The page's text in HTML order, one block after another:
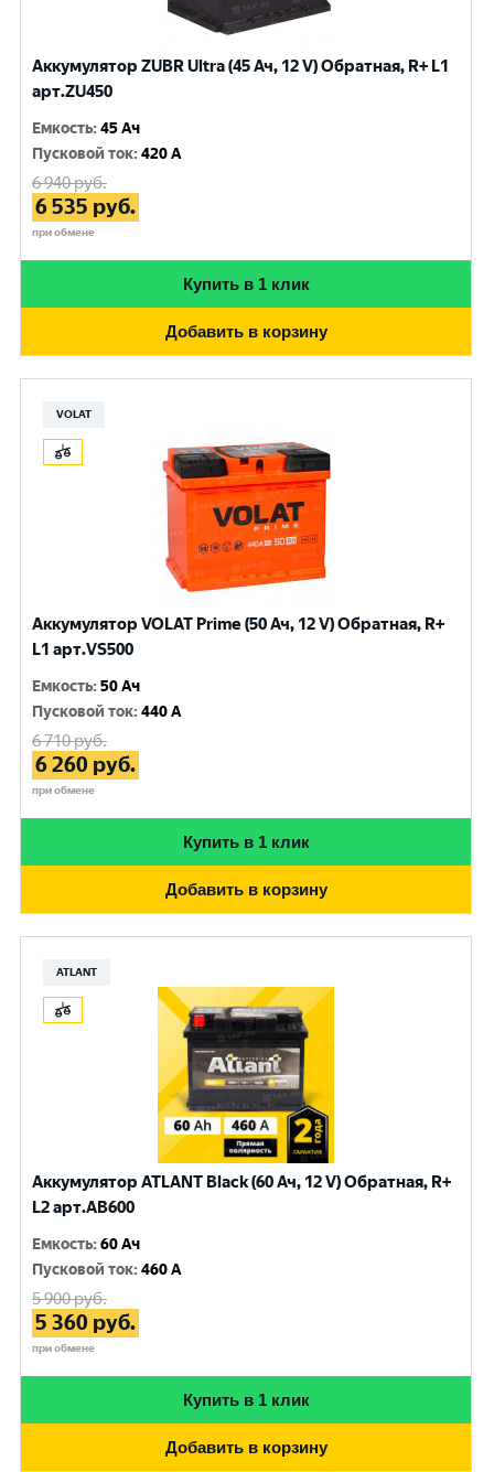
Аккумулятор ZUBR Ultra (45 Ач, 12 V) Обратная, R+ L1
арт.ZU450
Емкость:45 Ач
Пусковой ток:420 A
6 940руб.
6 535 руб.
при обмене
Купить в 1 клик
Добавить в корзину
VOLAT
Аккумулятор VOLAT Prime (50 Ач, 12 V) Обратная, R+
L1 арт.VS500
Емкость:50 Ач
Пусковой ток:440 A
6 710руб.
6 260 руб.
при обмене
Купить в 1 клик
Добавить в корзину
ATLANT
Аккумулятор ATLANT Black (60 Ач, 12 V) Обратная, R+
L2 арт.AB600
Емкость:60 Ач
Пусковой ток:460 A
5 900руб.
5 360 руб.
при обмене
Купить в 1 клик
Добавить в корзину